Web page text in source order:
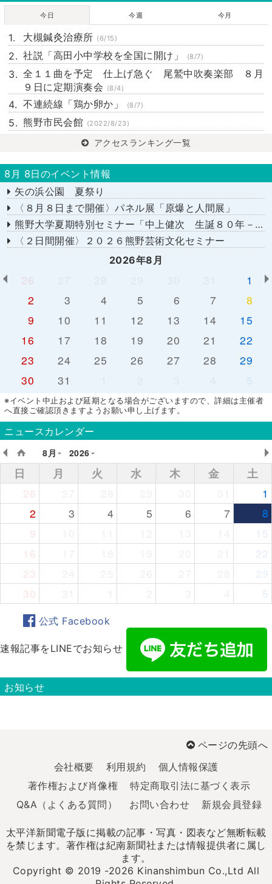
今日 今週 今月
大槻鍼灸治療所 (6/15)
社説「高田小中学校を全国に開け」 (8/7)
全１１曲を予定 仕上げ急ぐ 尾鷲中吹奏楽部 ８月
９日に定期演奏会 (8/4)
不連続線「鶏か卵か」 (8/7)
熊野市民会館 (2022/8/23)
アクセスランキング一覧
8月 8日のイベント情報
矢の浜公園 夏祭り
〈８月８日まで開催〉パネル展「原爆と人間展」
熊野大学夏期特別セミナー「中上健次 生誕８０年－時代へのまなざし－」
〈２日間開催〉２０２６熊野芸術文化セミナー
2026年8月
26
1
2
3 4 5 6 7
8
9
10 11 12 13 14
15
16
17 18 19 20 21
22
23
24 25 26 27 28
29
30
31 5
※イベント中止および延期となる場合がございますので、詳細は主催者
へ直接ご確認頂きますようお願い申し上げます。
ニュースカレンダー
8月
2026
日 月 火 水 木 金
土
26
1
2
3 4 5 6 7
8
9
15
16
22
23
29
30
5
公式 Facebook
速報記事をLINEでお知らせ
お知らせ
ページの先頭へ
会社概要
利用規約
個人情報保護
著作権および肖像権
特定商取引法に基づく表示
Q&A（よくある質問）
お問い合わせ 新規会員登録
太平洋新聞電子版に掲載の記事・写真・図表など無断転載
を禁じます。著作権は紀南新聞社または情報提供者に属し
ます。
Copyright © 2019 -2026 Kinanshimbun Co.,Ltd All